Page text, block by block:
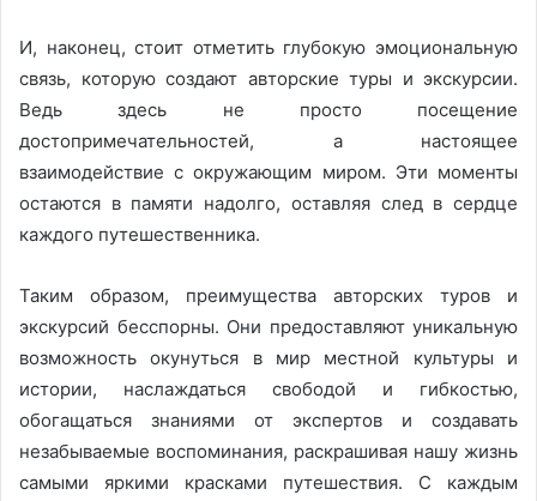
И, наконец, стоит отметить глубокую эмоциональную
связь, которую создают авторские туры и экскурсии.
Ведь здесь не просто посещение
достопримечательностей, а настоящее
взаимодействие с окружающим миром. Эти моменты
остаются в памяти надолго, оставляя след в сердце
каждого путешественника.
Таким образом, преимущества авторских туров и
экскурсий бесспорны. Они предоставляют уникальную
возможность окунуться в мир местной культуры и
истории, наслаждаться свободой и гибкостью,
обогащаться знаниями от экспертов и создавать
незабываемые воспоминания, раскрашивая нашу жизнь
самыми яркими красками путешествия. С каждым